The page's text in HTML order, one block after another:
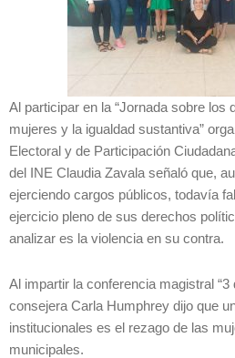
Al participar en la “Jornada sobre los
mujeres y la igualdad sustantiva”
Electoral y de Participación
del INE Claudia Zavala señaló que,
ejerciendo cargos públicos, todavía
ejercicio pleno de sus derechos
analizar es la violencia en su contra.
Al impartir la conferencia magistral “3
consejera Carla Humphrey dijo que
institucionales es el rezago de las
municipales.